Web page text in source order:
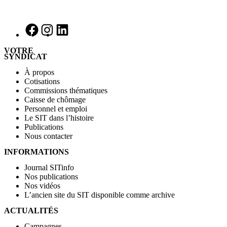
VOTRE
SYNDICAT
À propos
Cotisations
Commissions thématiques
Caisse de chômage
Personnel et emploi
Le SIT dans l’histoire
Publications
Nous contacter
INFORMATIONS
Journal SITinfo
Nos publications
Nos vidéos
L’ancien site du SIT disponible comme archive
ACTUALITÉS